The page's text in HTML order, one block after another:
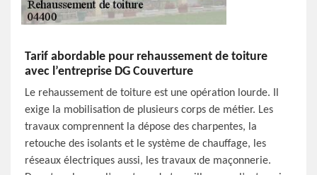
Tarif abordable pour rehaussement de toiture
avec l’entreprise DG Couverture
Le rehaussement de toiture est une opération lourde. Il
exige la mobilisation de plusieurs corps de métier. Les
travaux comprennent la dépose des charpentes, la
retouche des isolants et le système de chauffage, les
réseaux électriques aussi, les travaux de maçonnerie.